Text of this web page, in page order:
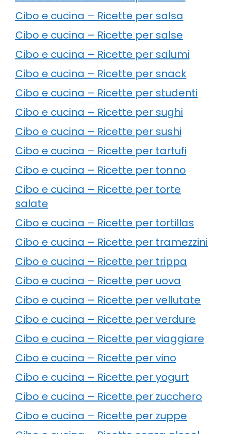
Cibo e cucina – Ricette per salsa
Cibo e cucina – Ricette per salse
Cibo e cucina – Ricette per salumi
Cibo e cucina – Ricette per snack
Cibo e cucina – Ricette per studenti
Cibo e cucina – Ricette per sughi
Cibo e cucina – Ricette per sushi
Cibo e cucina – Ricette per tartufi
Cibo e cucina – Ricette per tonno
Cibo e cucina – Ricette per torte
salate
Cibo e cucina – Ricette per tortillas
Cibo e cucina – Ricette per tramezzini
Cibo e cucina – Ricette per trippa
Cibo e cucina – Ricette per uova
Cibo e cucina – Ricette per vellutate
Cibo e cucina – Ricette per verdure
Cibo e cucina – Ricette per viaggiare
Cibo e cucina – Ricette per vino
Cibo e cucina – Ricette per yogurt
Cibo e cucina – Ricette per zucchero
Cibo e cucina – Ricette per zuppe